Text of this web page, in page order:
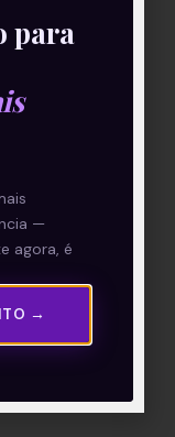
para
—
agora, é
→